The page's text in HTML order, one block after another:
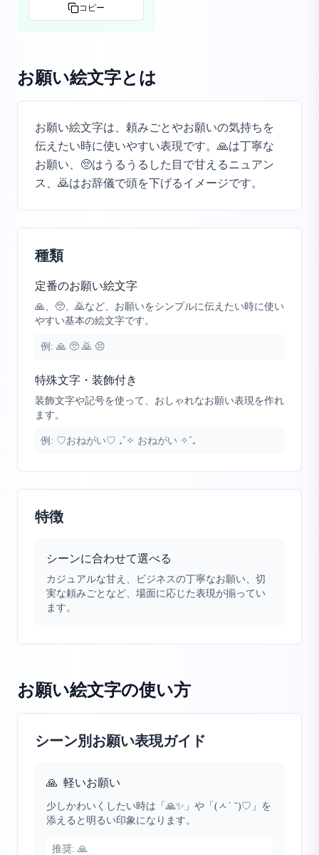
コピー
お願い絵文字とは
お願い絵文字は、頼みごとやお願いの気持ちを
伝えたい時に使いやすい表現です。🙏は丁寧な
お願い、🥺はうるうるした目で甘えるニュアン
ス、🙇はお辞儀で頭を下げるイメージです。
種類
定番のお願い絵文字
🙏、🥺、🙇など、お願いをシンプルに伝えたい時に使い
やすい基本の絵文字です。
例: 🙏 🥺 🙇 😣
特殊文字・装飾付き
装飾文字や記号を使って、おしゃれなお願い表現を作れ
ます。
例: ♡おねがい♡ ₊˚✧ おねがい ✧˚₊
特徴
シーンに合わせて選べる
カジュアルな甘え、ビジネスの丁寧なお願い、切
実な頼みごとなど、場面に応じた表現が揃ってい
ます。
お願い絵文字の使い方
シーン別お願い表現ガイド
🙏 軽いお願い
少しかわいくしたい時は「🙏✨」や「(ㅅ´ ˘)♡」を
添えると明るい印象になります。
推奨: 🙏